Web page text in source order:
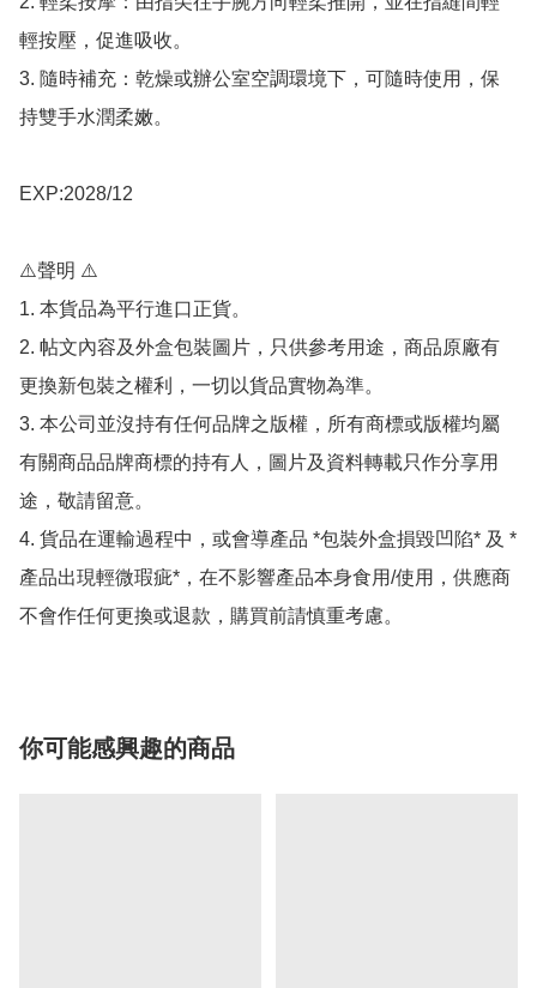
輕按壓，促進吸收。
3. 隨時補充：乾燥或辦公室空調環境下，可隨時使用，保
持雙手水潤柔嫩。
EXP:2028/12
⚠️聲明 ⚠️
1. 本貨品為平行進口正貨。
2. 帖文內容及外盒包裝圖片，只供參考用途，商品原廠有
更換新包裝之權利，一切以貨品實物為準。
3. 本公司並沒持有任何品牌之版權，所有商標或版權均屬
有關商品品牌商標的持有人，圖片及資料轉載只作分享用
途，敬請留意。
4. 貨品在運輸過程中，或會導產品 *包裝外盒損毀凹陷* 及 *
產品出現輕微瑕疵*，在不影響產品本身食用/使用，供應商
不會作任何更換或退款，購買前請慎重考慮。
你可能感興趣的商品